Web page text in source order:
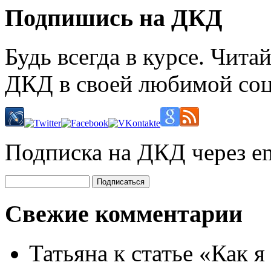
Подпишись на ДКД
Будь всегда в курсе.
ДКД в своей любимой
Подписка на ДКД через
Свежие комментарии
Татьяна к статье «Как